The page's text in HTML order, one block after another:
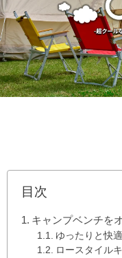
目次
キャンプベンチを
ゆったりと快
ロースタイル